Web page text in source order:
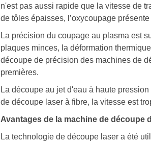
n'est pas aussi rapide que la vitesse de
de tôles épaisses, l’oxycoupage
La précision du coupage au plasma est
plaques minces, la déformation
découpe de précision des machines de
premières.
La découpe au jet d'eau à haute
de découpe laser à fibre, la vitesse est
Avantages de la machine de découpe
La technologie de découpe laser a été